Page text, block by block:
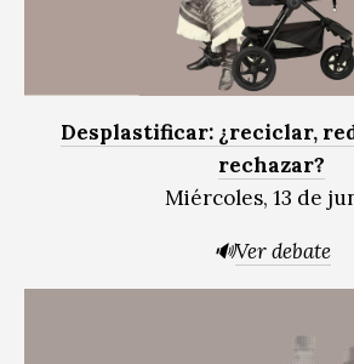
Desplastificar: ¿reciclar,
rechazar?
Miércoles, 13 de
🔊Ver debate